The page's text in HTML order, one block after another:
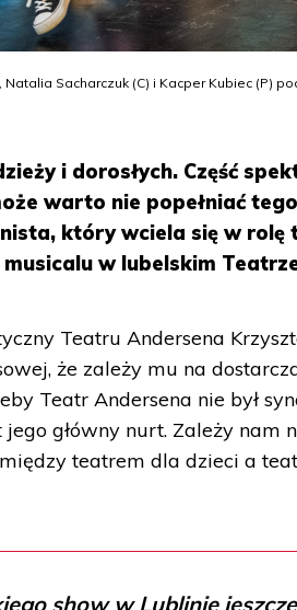
Sacharczuk (C) i Kacper Kubiec (P)
i dorosłych. Część
warto nie popełniać
który wciela się w rolę
w lubelskim
Teatru Andersena
że zależy mu na
Teatr Andersena nie był
jego główny nurt. Zależy
teatrem dla dzieci a
show w Lublinie